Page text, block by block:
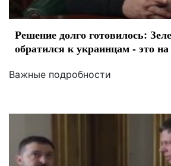
Решение долго готовилось:
обратился к украинцам - это
Важные подробности